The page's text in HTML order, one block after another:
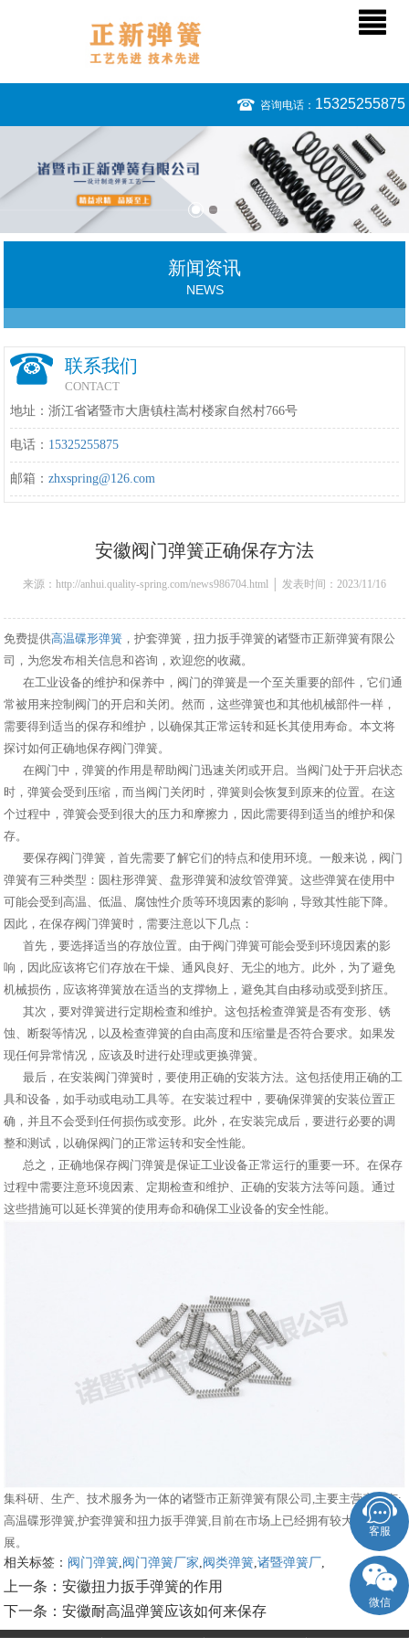
咨询电话： 15325255875
新闻资讯
NEWS
联系我们
CONTACT
地址：浙江省诸暨市大唐镇柱嵩村楼家自然村766号
电话： 15325255875
邮箱：zhxspring@126.com
安徽阀门弹簧正确保存方法
来源：http://anhui.quality-spring.com/news986704.html │ 发表时间：2023/11/16
免费提供高温碟形弹簧 ，护套弹簧，扭力扳手弹簧的诸暨市正新弹簧有限公
司，为您发布相关信息和咨询，欢迎您的收藏。
在工业设备的维护和保养中，阀门的弹簧是一个至关重要的部件，它们通
常被用来控制阀门的开启和关闭。然而，这些弹簧也和其他机械部件一样，
需要得到适当的保存和维护，以确保其正常运转和延长其使用寿命。本文将
探讨如何正确地保存阀门弹簧。
在阀门中，弹簧的作用是帮助阀门迅速关闭或开启。当阀门处于开启状态
时，弹簧会受到压缩，而当阀门关闭时，弹簧则会恢复到原来的位置。在这
个过程中，弹簧会受到很大的压力和摩擦力，因此需要得到适当的维护和保
存。
要保存阀门弹簧，首先需要了解它们的特点和使用环境。一般来说，阀门
弹簧有三种类型：圆柱形弹簧、盘形弹簧和波纹管弹簧。这些弹簧在使用中
可能会受到高温、低温、腐蚀性介质等环境因素的影响，导致其性能下降。
因此，在保存阀门弹簧时，需要注意以下几点：
首先，要选择适当的存放位置。由于阀门弹簧可能会受到环境因素的影
响，因此应该将它们存放在干燥、通风良好、无尘的地方。此外，为了避免
机械损伤，应该将弹簧放在适当的支撑物上，避免其自由移动或受到挤压。
其次，要对弹簧进行定期检查和维护。这包括检查弹簧是否有变形、锈
蚀、断裂等情况，以及检查弹簧的自由高度和压缩量是否符合要求。如果发
现任何异常情况，应该及时进行处理或更换弹簧。
最后，在安装阀门弹簧时，要使用正确的安装方法。这包括使用正确的工
具和设备，如手动或电动工具等。在安装过程中，要确保弹簧的安装位置正
确，并且不会受到任何损伤或变形。此外，在安装完成后，要进行必要的调
整和测试，以确保阀门的正常运转和安全性能。
总之，正确地保存阀门弹簧是保证工业设备正常运行的重要一环。在保存
过程中需要注意环境因素、定期检查和维护、正确的安装方法等问题。通过
这些措施可以延长弹簧的使用寿命和确保工业设备的安全性能。
集科研、生产、技术服务为一体的诸暨市正新弹簧有限公司,主要主营产品有:
高温碟形弹簧,护套弹簧和扭力扳手弹簧,目前在市场上已经拥有较大规模和发
展。
相关标签： 阀门弹簧 阀门弹簧厂家 阀类弹簧 ,诸暨弹簧厂
上一条：安徽扭力扳手弹簧的作用
下一条：安徽耐高温弹簧应该如何来保存
客服
微信